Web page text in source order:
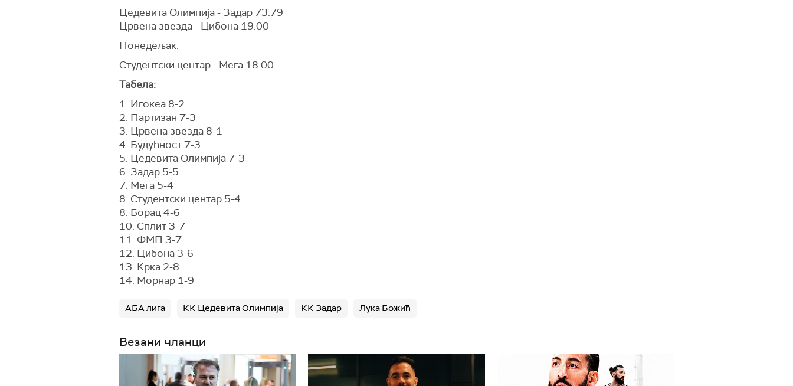
Цедевита Олимпија - Задар 73:79
Црвена звезда - Цибона 19.00
Понедељак:
Студентски центар - Мега 18.00
Табела:
1. Игокеа 8-2
2. Партизан 7-3
3. Црвена звезда 8-1
4. Будућност 7-3
5. Цедевита Олимпија 7-3
6. Задар 5-5
7. Мега 5-4
8. Студентски центар 5-4
8. Борац 4-6
10. Сплит 3-7
11. ФМП 3-7
12. Цибона 3-6
13. Крка 2-8
14. Морнар 1-9
АБА лига КК Цедевита Олимпија КК Задар Лука Божић
Везани чланци